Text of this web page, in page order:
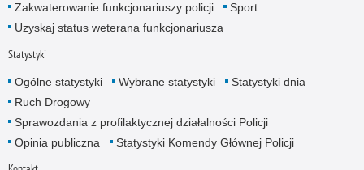
Zakwaterowanie funkcjonariuszy policji
Sport
Uzyskaj status weterana funkcjonariusza
Statystyki
Ogólne statystyki Wybrane statystyki
Statystyki dnia
Ruch Drogowy
Sprawozdania z profilaktycznej działalności Policji
Opinia publiczna
Statystyki Komendy Głównej Policji